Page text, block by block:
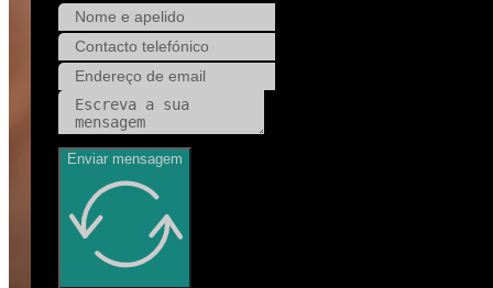
Enviar mensagem